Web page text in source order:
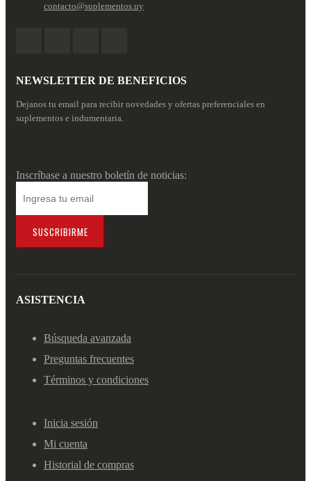
contacto@suplementos.uy
NEWSLETTER DE BENEFICIOS
Dejanos tu email para recibir novedades y ofertas preferenciales en
suplementos e indumentaria.
Inscríbase a nuestro boletín de noticias:
SUSCRIBIRME
ASISTENCIA
Búsqueda avanzada
Preguntas frecuentes
Términos y condiciones
Inicia sesión
Mi cuenta
Historial de compras